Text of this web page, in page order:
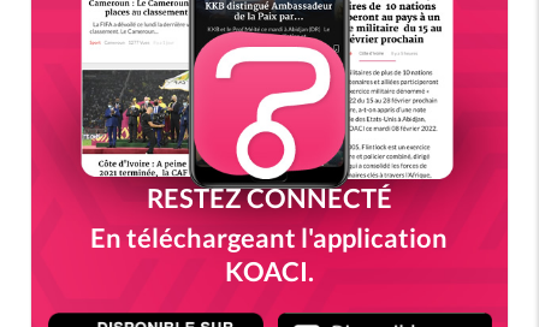
RESTEZ CONNECTÉ
En téléchargeant l'application
KOACI.